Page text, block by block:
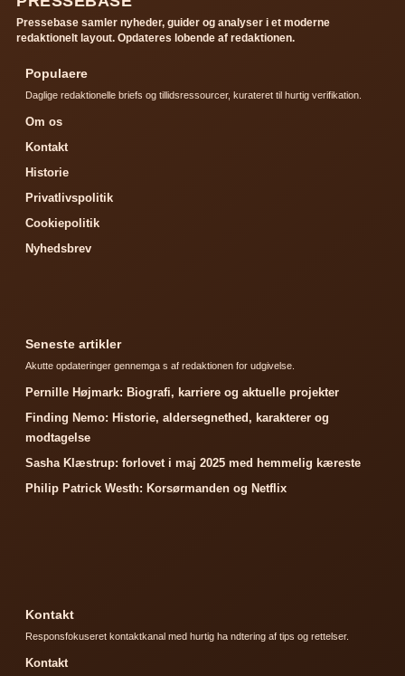
Pressebase samler nyheder, guider og analyser i et moderne
redaktionelt layout. Opdateres lobende af redaktionen.
Populaere
Daglige redaktionelle briefs og tillidsressourcer, kurateret til hurtig verifikation.
Om os
Kontakt
Historie
Privatlivspolitik
Cookiepolitik
Nyhedsbrev
Seneste artikler
Akutte opdateringer gennemga s af redaktionen for udgivelse.
Pernille Højmark: Biografi, karriere og aktuelle projekter
Finding Nemo: Historie, aldersegnethed, karakterer og
modtagelse
Sasha Klæstrup: forlovet i maj 2025 med hemmelig kæreste
Philip Patrick Westh: Korsørmanden og Netflix
Kontakt
Responsfokuseret kontaktkanal med hurtig ha ndtering af tips og rettelser.
Kontakt